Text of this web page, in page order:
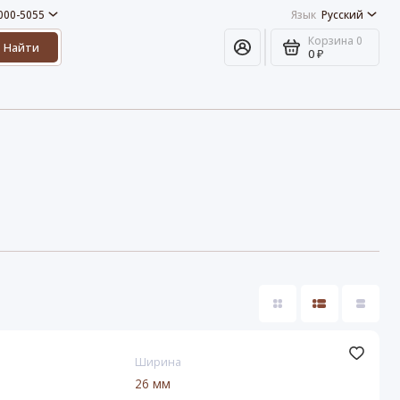
5055 Язык Русский
Найти Корзина 0
0 ₽
Ширина
26 мм